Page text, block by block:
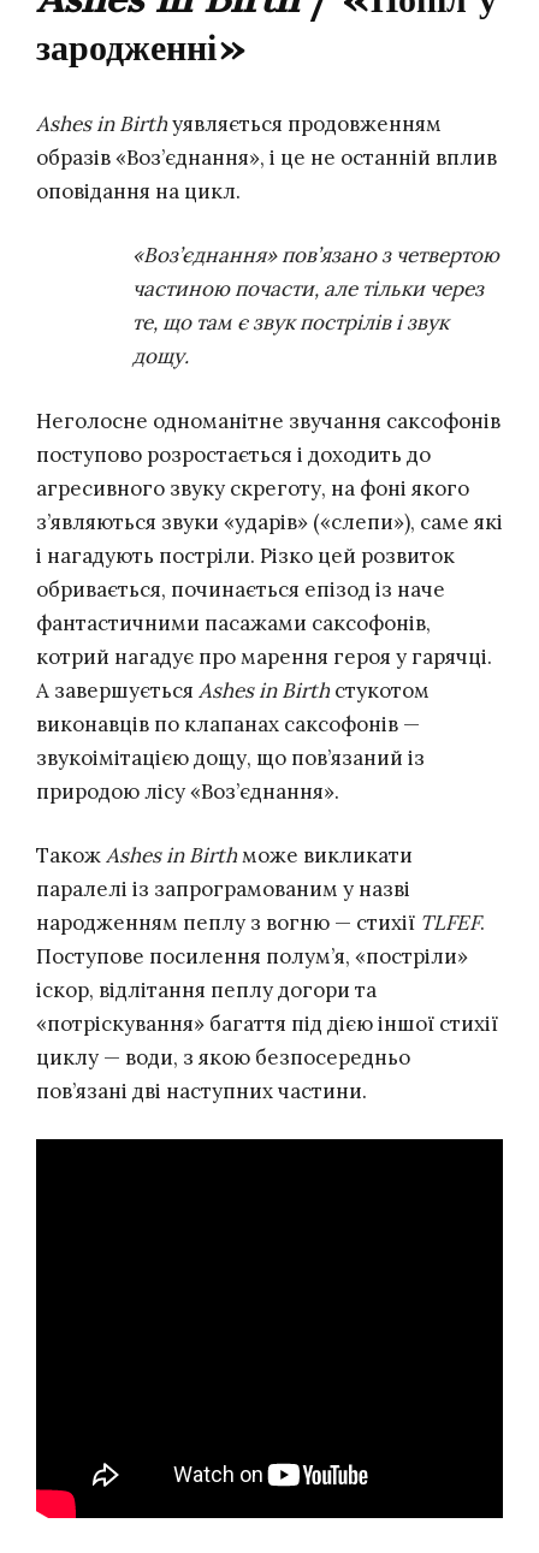
зародженні»
Ashes in Birthуявляється продовженням
образів «Воз’єднання», і це не останній вплив
оповідання на цикл.
«Воз’єднання» пов’язано з четвертою
частиною почасти, але тільки через
те, що там є звук пострілів і звук
дощу.
Неголосне одноманітне звучання саксофонів
поступово розростається і доходить до
агресивного звуку скреготу, на фоні якого
з’являються звуки «ударів» («слепи»), саме які
і нагадують постріли. Різко цей розвиток
обривається, починається епізод із наче
фантастичними пасажами саксофонів,
котрий нагадує про марення героя у гарячці.
А завершується Ashes in Birthстукотом
виконавців по клапанах саксофонів —
звукоімітацією дощу, що пов’язаний із
природою лісу «Воз’єднання».
ТакожAshes in Birthможе викликати
паралелі із запрограмованим у назві
народженням пеплу з вогню — стихії TLFEF.
Поступове посилення полум’я, «постріли»
іскор, відлітання пеплу догори та
«потріскування» багаття під дією іншої стихії
циклу — води, з якою безпосередньо
пов’язані дві наступних частини.